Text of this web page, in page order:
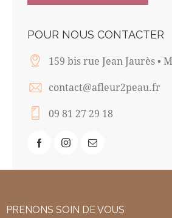
POUR NOUS CONTACTER
159 bis rue Jean Jaurès •
contact@afleur2peau.fr
09 81 27 29 18
PRENONS SOIN DE VOUS